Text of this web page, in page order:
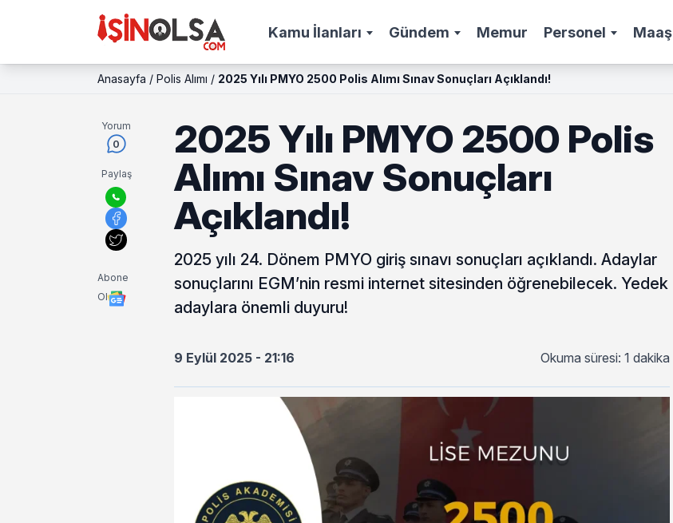
Kamu İlanları Gündem Memur Personel Maaş
Anasayfa / Polis Alımı / 2025 Yılı PMYO 2500 Polis Alımı Sınav Sonuçları Açıklandı!
Yorum
0
Paylaş
Abone
Ol
2025 Yılı PMYO 2500 Polis
Alımı Sınav Sonuçları
Açıklandı!
2025 yılı 24. Dönem PMYO giriş sınavı sonuçları açıklandı. Adaylar
sonuçlarını EGM’nin resmi internet sitesinden öğrenebilecek. Yedek
adaylara önemli duyuru!
9 Eylül 2025 - 21:16 Okuma süresi: 1 dakika